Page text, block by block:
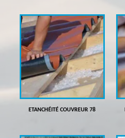
ETANCHÉITÉ COUVREUR 78